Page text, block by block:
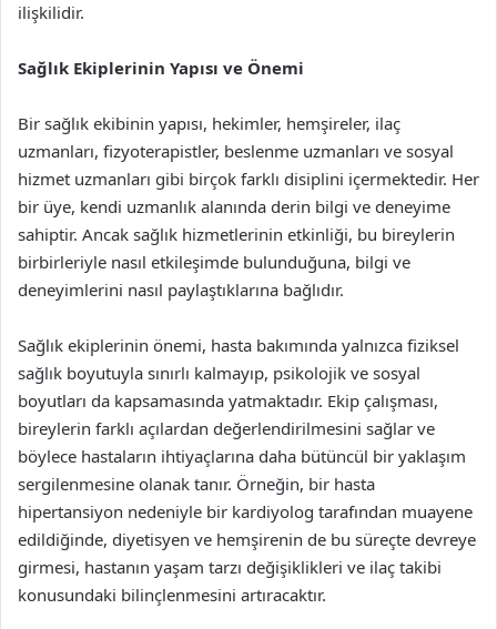
ilişkilidir.
Sağlık Ekiplerinin Yapısı ve Önemi
Bir sağlık ekibinin yapısı, hekimler, hemşireler, ilaç
uzmanları, fizyoterapistler, beslenme uzmanları ve sosyal
hizmet uzmanları gibi birçok farklı disiplini içermektedir. Her
bir üye, kendi uzmanlık alanında derin bilgi ve deneyime
sahiptir. Ancak sağlık hizmetlerinin etkinliği, bu bireylerin
birbirleriyle nasıl etkileşimde bulunduğuna, bilgi ve
deneyimlerini nasıl paylaştıklarına bağlıdır.
Sağlık ekiplerinin önemi, hasta bakımında yalnızca fiziksel
sağlık boyutuyla sınırlı kalmayıp, psikolojik ve sosyal
boyutları da kapsamasında yatmaktadır. Ekip çalışması,
bireylerin farklı açılardan değerlendirilmesini sağlar ve
böylece hastaların ihtiyaçlarına daha bütüncül bir yaklaşım
sergilenmesine olanak tanır. Örneğin, bir hasta
hipertansiyon nedeniyle bir kardiyolog tarafından muayene
edildiğinde, diyetisyen ve hemşirenin de bu süreçte devreye
girmesi, hastanın yaşam tarzı değişiklikleri ve ilaç takibi
konusundaki bilinçlenmesini artıracaktır.